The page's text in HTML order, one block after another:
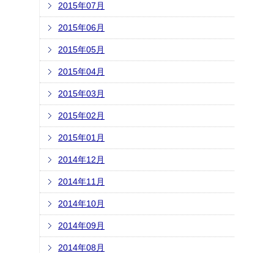
2015年07月
2015年06月
2015年05月
2015年04月
2015年03月
2015年02月
2015年01月
2014年12月
2014年11月
2014年10月
2014年09月
2014年08月